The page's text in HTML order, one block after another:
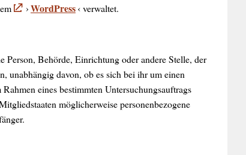
›WordPress‹ verwaltet.
Person, Behörde, Einrichtung oder andere Stelle, der
unabhängig davon, ob es sich bei ihr um einen
eines bestimmten Untersuchungsauftrags
möglicherweise personenbezogene